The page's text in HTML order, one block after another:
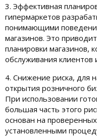
3. Эффективная
гипермаркетов
понимающими
магазинов. Это
планировки магазинов,
обслуживания клиентов
4. Снижение риска, для
открытия розничного
При использовании
большая часть этого
основан на
установленными